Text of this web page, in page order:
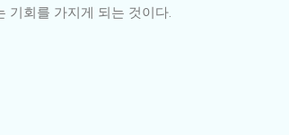
기회를 가지게 되는 것이다.